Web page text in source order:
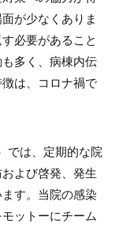
が少なくありま
必要があること
多く、病棟内伝
は、コロナ禍で
は、定期的な院
よび啓発、発生
す。当院の感染
ットーにチーム